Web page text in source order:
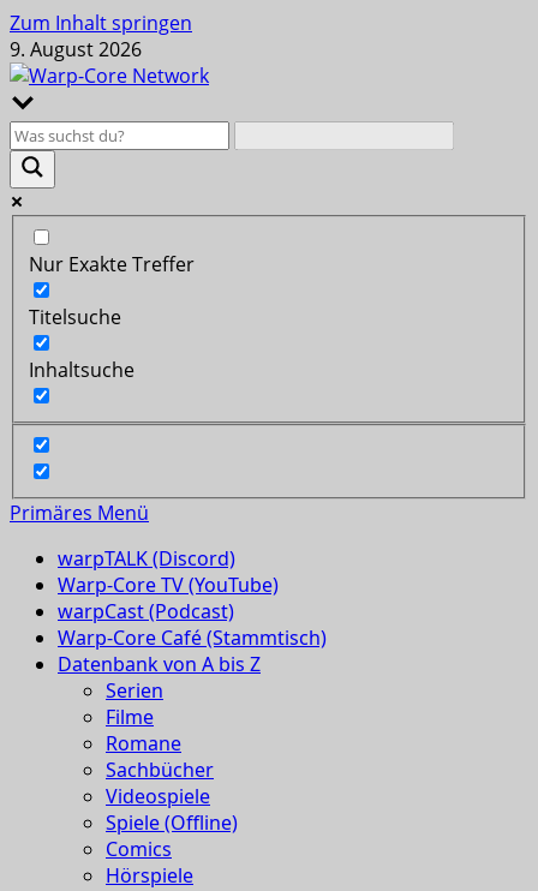
Zum Inhalt springen
9. August 2026
Nur Exakte Treffer
Titelsuche
Inhaltsuche
Primäres Menü
warpTALK (Discord)
Warp-Core TV (YouTube)
warpCast (Podcast)
Warp-Core Café (Stammtisch)
Datenbank von A bis Z
Serien
Filme
Romane
Sachbücher
Videospiele
Spiele (Offline)
Comics
Hörspiele